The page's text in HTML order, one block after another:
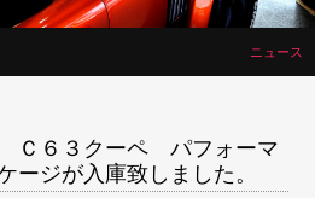
ニュース
Ｃ６３クーペ パフォーマ
ージが入庫致しました。